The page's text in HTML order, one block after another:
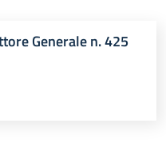
Generale n. 425